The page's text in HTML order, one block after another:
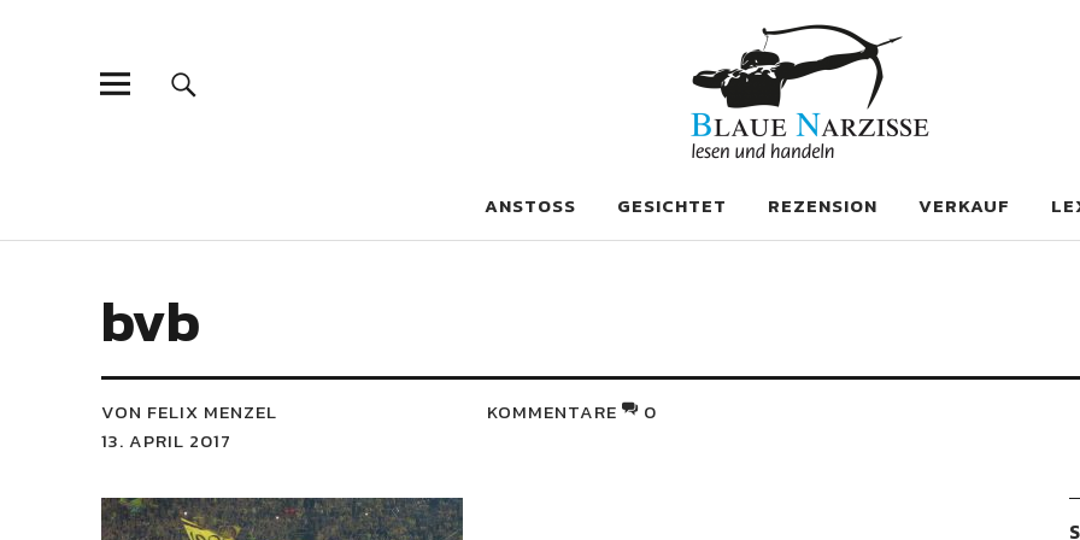
Blaue Narzisse
ANSTOSS GESICHTET REZENSION VERKAUF
bvb
VON FELIX MENZEL
13. APRIL 2017
KOMMENTARE 0